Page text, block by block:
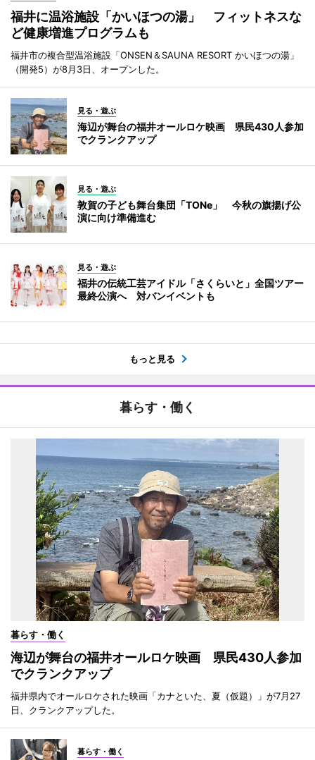
福井に温浴施設「かいほつの湯」 フィットネスな
ど健康増進プログラムも
福井市の複合型温浴施設「ONSEN＆SAUNA RESORT かいほつの湯」
（開発5）が8月3日、オープンした。
見る・遊ぶ
海辺が舞台の福井オールロケ映画 県民430人参加
でクランクアップ
見る・遊ぶ
敦賀の子ども舞台集団「TONe」 今秋の旗揚げ公
演に向け準備進む
見る・遊ぶ
福井の伝統工芸アイドル「さくらいと」全国ツアー
最終公演へ 対バンイベントも
もっと見る
暮らす・働く
暮らす・働く
海辺が舞台の福井オールロケ映画 県民430人参加
でクランクアップ
福井県内でオールロケされた映画「カナといた、夏（仮題）」が7月27
日、クランクアップした。
暮らす・働く